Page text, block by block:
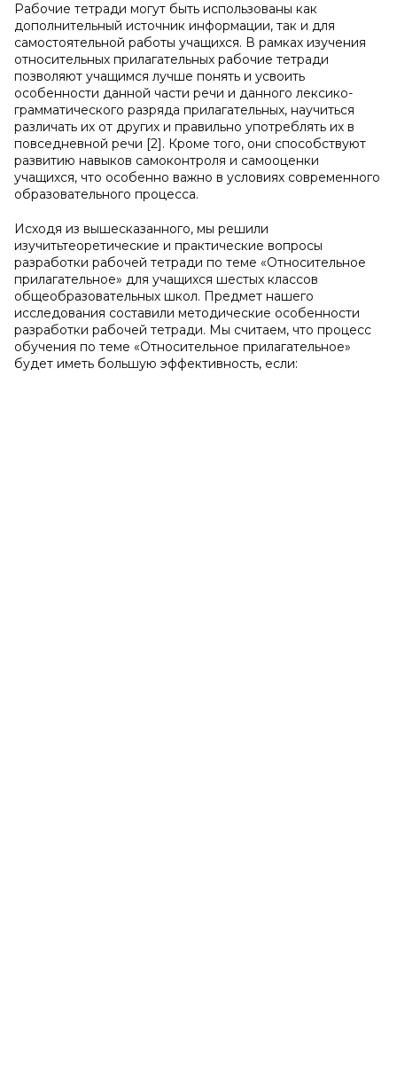
Рабочие тетради могут быть использованы как
дополнительный источник информации, так и для
самостоятельной работы учащихся. В рамках изучения
относительных прилагательных рабочие тетради
позволяют учащимся лучше понять и усвоить
особенности данной части речи и данного лексико-
грамматического разряда прилагательных, научиться
различать их от других и правильно употреблять их в
повседневной речи [2]. Кроме того, они способствуют
развитию навыков самоконтроля и самооценки
учащихся, что особенно важно в условиях современного
образовательного процесса.
Исходя из вышесказанного, мы решили
изучитьтеоретические и практические вопросы
разработки рабочей тетради по теме «Относительное
прилагательное» для учащихся шестых классов
общеобразовательных школ. Предмет нашего
исследования составили методические особенности
разработки рабочей тетради. Мы считаем, что процесс
обучения по теме «Относительное прилагательное»
будет иметь большую эффективность, если: